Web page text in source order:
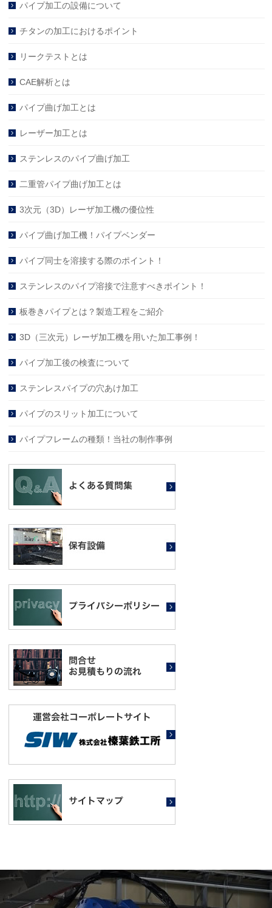
パイプ加工の設備について
チタンの加工におけるポイント
リークテストとは
CAE解析とは
パイプ曲げ加工とは
レーザー加工とは
ステンレスのパイプ曲げ加工
二重管パイプ曲げ加工とは
3次元（3D）レーザ加工機の優位性
パイプ曲げ加工機！パイプベンダー
パイプ同士を溶接する際のポイント！
ステンレスのパイプ溶接で注意すべきポイント！
板巻きパイプとは？製造工程をご紹介
3D（三次元）レーザ加工機を用いた加工事例！
パイプ加工後の検査について
ステンレスパイプの穴あけ加工
パイプのスリット加工について
パイプフレームの種類！当社の制作事例